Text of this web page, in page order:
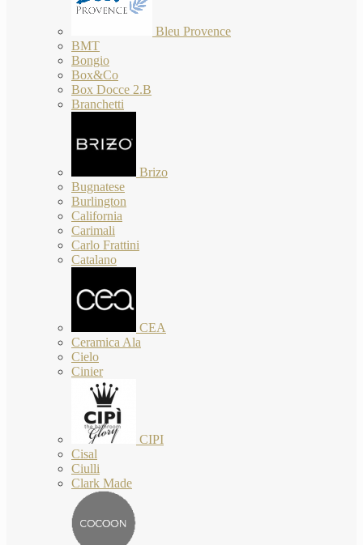
Bleu Provence
BMT
Bongio
Box&Co
Box Docce 2.B
Branchetti
Brizo
Bugnatese
Burlington
California
Carimali
Carlo Frattini
Catalano
CEA
Ceramica Ala
Cielo
Cinier
CIPI
Cisal
Ciulli
Clark Made